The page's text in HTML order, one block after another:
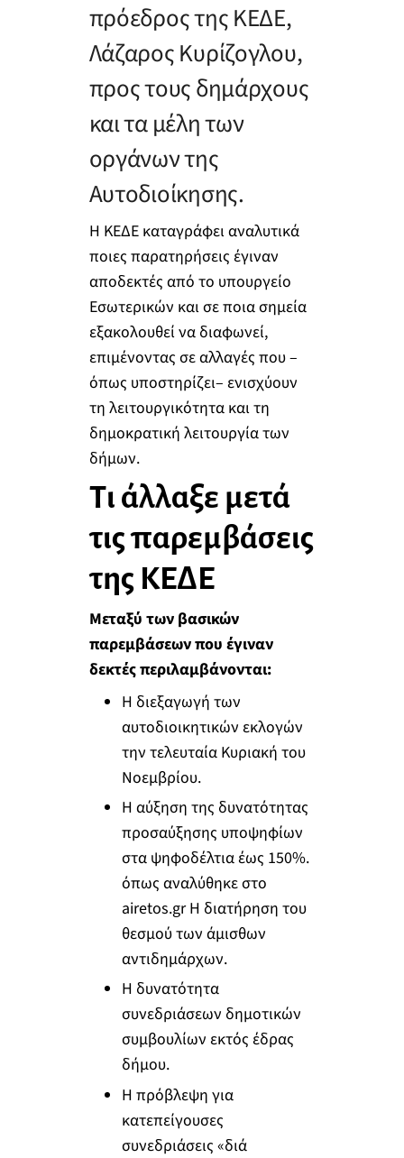
πρόεδρος της ΚΕΔΕ,
Λάζαρος Κυρίζογλου,
προς τους δημάρχους
και τα μέλη των
οργάνων της
Αυτοδιοίκησης.
Η ΚΕΔΕ καταγράφει αναλυτικά
ποιες παρατηρήσεις έγιναν
αποδεκτές από το υπουργείο
Εσωτερικών και σε ποια σημεία
εξακολουθεί να διαφωνεί,
επιμένοντας σε αλλαγές που –
όπως υποστηρίζει– ενισχύουν
τη λειτουργικότητα και τη
δημοκρατική λειτουργία των
δήμων.
Τι άλλαξε μετά
τις παρεμβάσεις
της ΚΕΔΕ
Μεταξύ των βασικών
παρεμβάσεων που έγιναν
δεκτές περιλαμβάνονται:
Η διεξαγωγή των
αυτοδιοικητικών εκλογών
την τελευταία Κυριακή του
Νοεμβρίου.
Η αύξηση της δυνατότητας
προσαύξησης υποψηφίων
στα ψηφοδέλτια έως 150%.
όπως αναλύθηκε στο
airetos.gr Η διατήρηση του
θεσμού των άμισθων
αντιδημάρχων.
Η δυνατότητα
συνεδριάσεων δημοτικών
συμβουλίων εκτός έδρας
δήμου.
Η πρόβλεψη για
κατεπείγουσες
συνεδριάσεις «διά